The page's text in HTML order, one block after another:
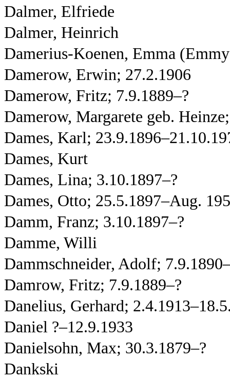
Dalmer, Elfriede
Dalmer, Heinrich
Damerius-Koenen, Emma
Damerow, Erwin; 27.2.1906
Damerow, Fritz; 7.9.1889–?
Damerow, Margarete geb.
Dames, Karl;
Dames, Kurt
Dames, Lina; 3.10.1897–?
Dames, Otto; 25.5.1897–Aug.
Damm, Franz; 3.10.1897–?
Damme, Willi
Dammschneider, Adolf;
Damrow, Fritz; 7.9.1889–?
Danelius, Gerhard;
Daniel ?–12.9.1933
Danielsohn, Max; 30.3.1879–?
Dankski